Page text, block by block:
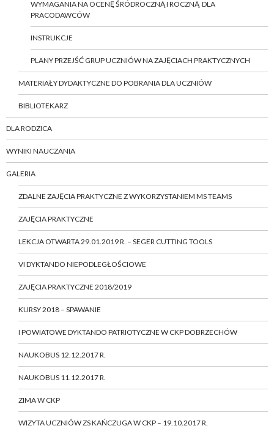
WYMAGANIA NA OCENĘ ŚRÓDROCZNĄ I ROCZNĄ DLA
PRACODAWCÓW
INSTRUKCJE
PLANY PRZEJŚĆ GRUP UCZNIÓW NA ZAJĘCIACH PRAKTYCZNYCH
MATERIAŁY DYDAKTYCZNE DO POBRANIA DLA UCZNIÓW
BIBLIOTEKARZ
DLA RODZICA
WYNIKI NAUCZANIA
GALERIA
ZDALNE ZAJĘCIA PRAKTYCZNE Z WYKORZYSTANIEM MS TEAMS
ZAJĘCIA PRAKTYCZNE
LEKCJA OTWARTA 29.01.2019 R. – SEGER CUTTING TOOLS
VI DYKTANDO NIEPODLEGŁOŚCIOWE
ZAJĘCIA PRAKTYCZNE 2018/2019
KURSY 2018 – SPAWANIE
I POWIATOWE DYKTANDO PATRIOTYCZNE W CKP DOBRZECHÓW
NAUKOBUS 12.12.2017 R.
NAUKOBUS 11.12.2017 R.
ZIMA W CKP
WIZYTA UCZNIÓW ZS KAŃCZUGA W CKP – 19.10.2017 R.